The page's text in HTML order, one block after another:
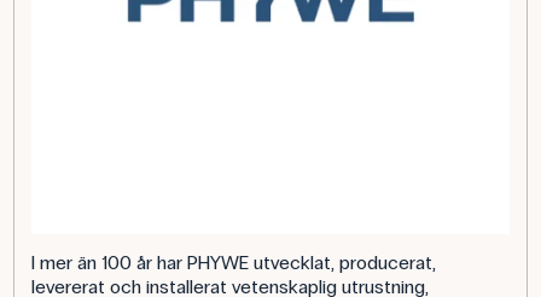
I mer än 100 år har PHYWE utvecklat, producerat,
levererat och installerat vetenskaplig utrustning,